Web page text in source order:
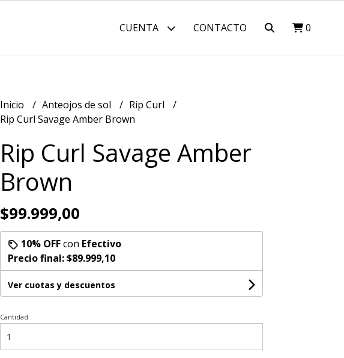
CUENTA CONTACTO 0
Inicio Anteojos de sol
Rip Curl
Rip Curl Savage Amber Brown
Rip Curl Savage Amber
Brown
$99.999,00
10% OFFcon Efectivo
Precio final:$89.999,10
Ver cuotas y descuentos
Cantidad